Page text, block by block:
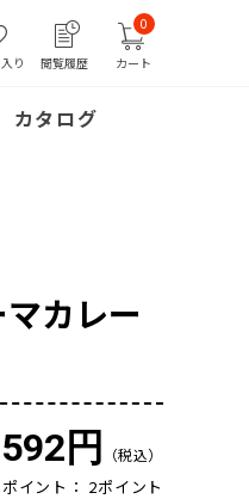
り 閲覧履歴 カート
0
カタログ
カレー
592円 （税込）
イント： 2ポイント